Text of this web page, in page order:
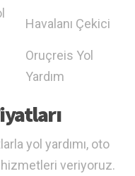
Havalanı Çekici
Oruçreis Yol
Yardım
yol yardımı, oto
veriyoruz.